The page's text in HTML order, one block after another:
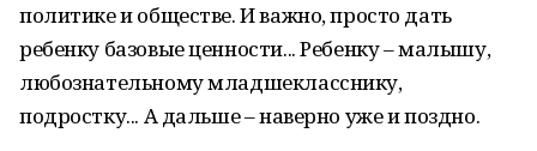
политике и обществе. И важно, просто дать
ребенку базовые ценности... Ребенку – малышу,
любознательному младшекласснику,
подростку... А дальше – наверно уже и поздно.